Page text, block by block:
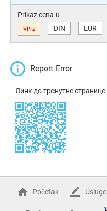
Prikaz cena u
VPrz DIN EUR
Report Error
Линк до тренутне странице
Početak Usluge